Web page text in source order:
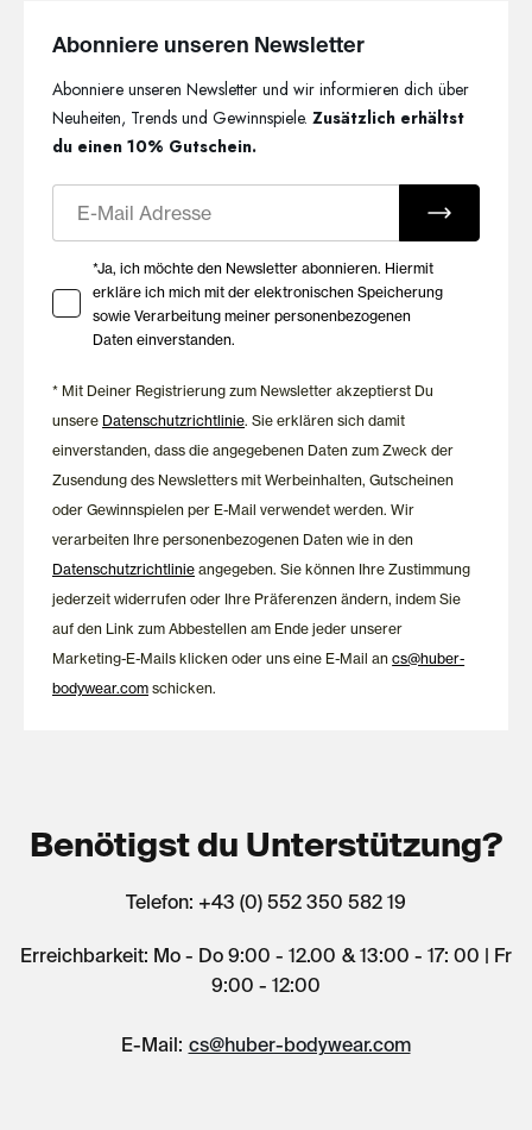
Spaghettitops angenehm an den Körper anschmiegen. Je nach
Fasern zum Einsatz und bieten ein angenehmes Tragegefühl –
den ganzen Tag.
Seit 1908 entwickelt HUBER Damenwäsche und Basics, die
Die Spaghettitops überzeugen durch ihre vielseitigen
Einsatzmöglichkeiten und begleiten dich zuverlässig durch jede
Jahreszeit.
Abonniere unseren Newsletter
Abonniere unseren Newsletter und wir informieren dich über
Neuheiten, Trends und Gewinnspiele.Zusätzlich erhältst
du einen 10% Gutschein.
Ihre Zustimmung zu Marketing E-Mails
*Ja, ich möchte den Newsletter abonnieren. Hiermit
erkläre ich mich mit der elektronischen Speicherung
sowie Verarbeitung meiner personenbezogenen
Daten einverstanden.
* Mit Deiner Registrierung zum Newsletter akzeptierst Du
unsere Datenschutzrichtlinie. Sie erklären sich damit
einverstanden, dass die angegebenen Daten zum Zweck der
Zusendung des Newsletters mit Werbeinhalten, Gutscheinen
oder Gewinnspielen per E-Mail verwendet werden. Wir
verarbeiten Ihre personenbezogenen Daten wie in den
Datenschutzrichtlinie angegeben. Sie können Ihre Zustimmung
jederzeit widerrufen oder Ihre Präferenzen ändern, indem Sie
auf den Link zum Abbestellen am Ende jeder unserer
Marketing-E-Mails klicken oder uns eine E-Mail ancs@huber-
bodywear.com schicken.
Benötigst du Unterstützung?
Telefon: +43 (0) 552 350 582 19
Erreichbarkeit: Mo - Do 9:00 - 12.00 & 13:00 - 17: 00 | Fr
9:00 - 12:00
E-Mail: cs@huber-bodywear.com